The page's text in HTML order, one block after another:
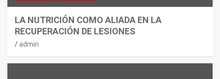
LA NUTRICIÓN COMO ALIADA EN LA
RECUPERACIÓN DE LESIONES
admin